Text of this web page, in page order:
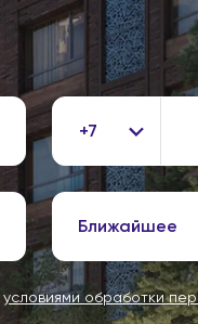
+7
Ближайшее
условиями обработки